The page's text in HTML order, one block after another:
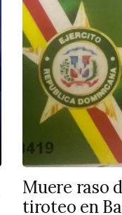
Muere raso
tiroteo en